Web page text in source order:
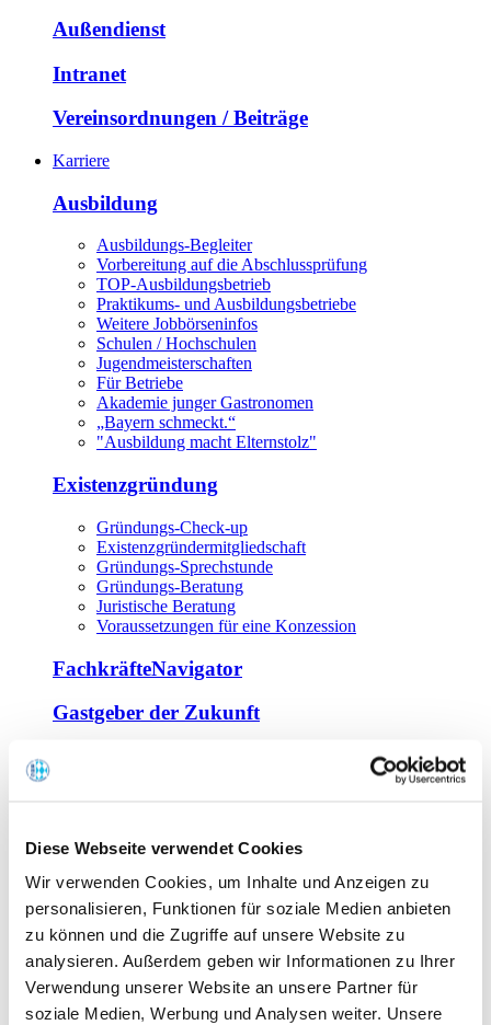
Diese Webseite verwendet Cookies
Wir verwenden Cookies, um Inhalte und Anzeigen zu
personalisieren, Funktionen für soziale Medien anbieten
zu können und die Zugriffe auf unsere Website zu
analysieren. Außerdem geben wir Informationen zu Ihrer
Verwendung unserer Website an unsere Partner für
soziale Medien, Werbung und Analysen weiter. Unsere
Außendienst
Intranet
Vereinsordnungen / Beiträge
Karriere
Ausbildung
Ausbildungs-Begleiter
Vorbereitung auf die Abschlussprüfung
TOP-Ausbildungsbetrieb
Praktikums- und Ausbildungsbetriebe
Weitere Jobbörseninfos
Schulen / Hochschulen
Jugendmeisterschaften
Für Betriebe
Akademie junger Gastronomen
„Bayern schmeckt.“
"Ausbildung macht Elternstolz"
Existenzgründung
Gründungs-Check-up
Existenzgründermitgliedschaft
Gründungs-Sprechstunde
Gründungs-Beratung
Juristische Beratung
Voraussetzungen für eine Konzession
FachkräfteNavigator
Gastgeber der Zukunft
Offene Seminare
Tagen im Palais
Wirte-und Unternehmerbrief
Lernplattform BOUNTI
Partner
Branchennahe Organisationen